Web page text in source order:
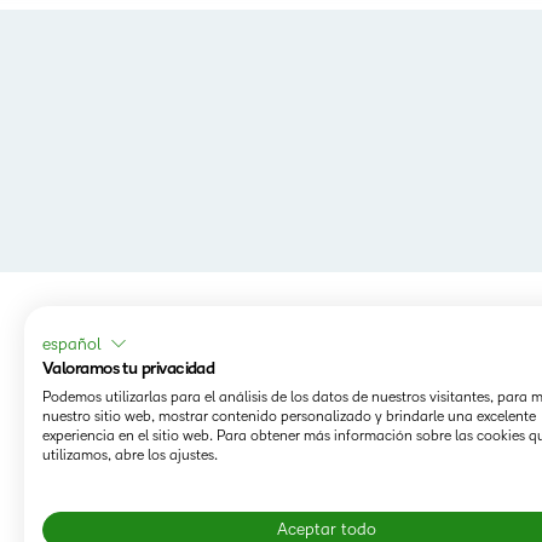
español
Valoramos tu privacidad
Podemos utilizarlas para el análisis de los datos de nuestros visitantes, para
nuestro sitio web, mostrar contenido personalizado y brindarle una excelente
experiencia en el sitio web. Para obtener más información sobre las cookies
utilizamos, abre los ajustes.
Aceptar todo